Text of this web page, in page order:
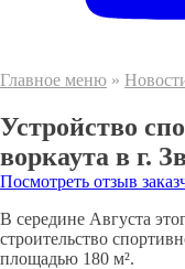
Главное меню »
Устройство
воркаута в г.
Посмотреть отзыв
В середине Августа
строительство
площадью 180 м².